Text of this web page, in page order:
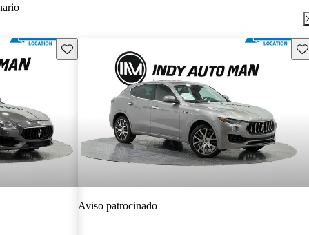
Guarda este Aviso
Aviso patrocinado